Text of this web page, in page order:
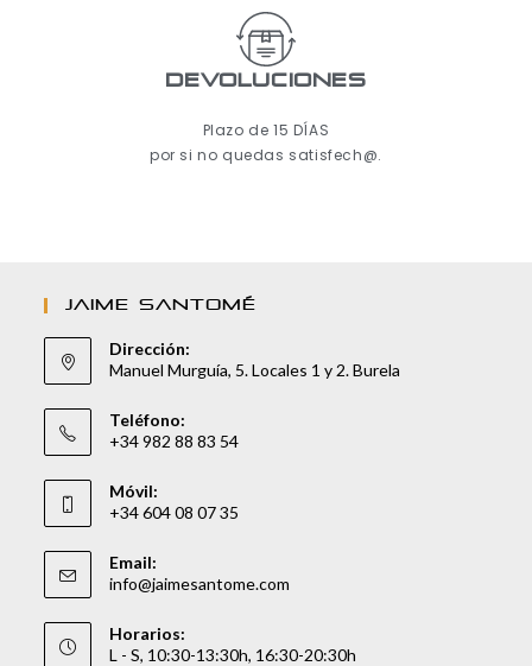
Devoluciones
Plazo de 15 DÍAS
por si no quedas satisfech@.
JAIME SANTOMÉ
Dirección:
Manuel Murguía, 5. Locales 1 y 2. Burela
Teléfono:
+34 982 88 83 54
Móvil:
+34 604 08 07 35
Email:
info@jaimesantome.com
Horarios:
L - S, 10:30-13:30h, 16:30-20:30h